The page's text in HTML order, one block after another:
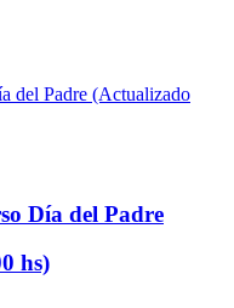
Día del Padre
hs)